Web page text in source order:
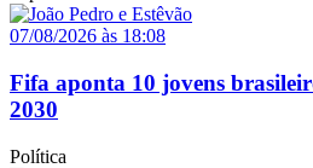
07/08/2026 às 18:08
Fifa aponta 10 jovens
2030
Política